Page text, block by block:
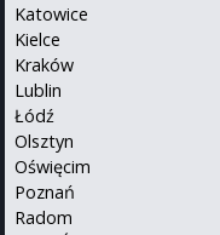
Katowice
Kielce
Kraków
Lublin
Łódź
Olsztyn
Oświęcim
Poznań
Radom